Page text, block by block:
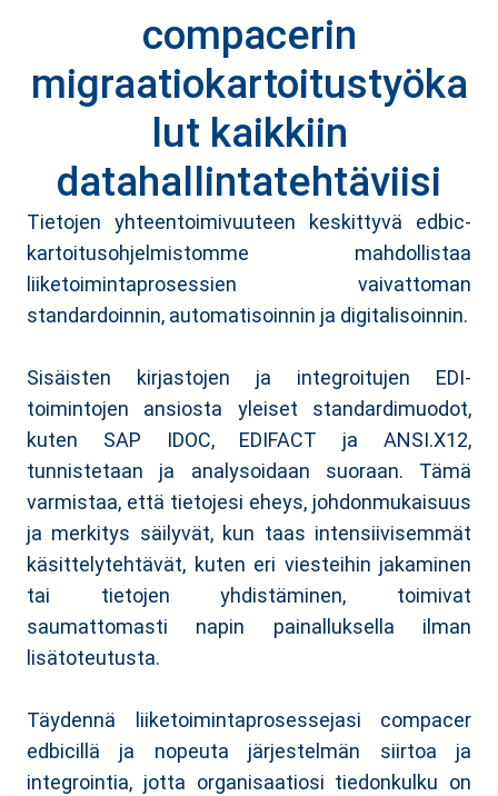
compacerin
migraatiokartoitustyöka
lut kaikkiin
datahallintatehtäviisi
Tietojen yhteentoimivuuteen keskittyvä edbic-
kartoitusohjelmistomme mahdollistaa
liiketoimintaprosessien vaivattoman
standardoinnin, automatisoinnin ja digitalisoinnin.
Sisäisten kirjastojen ja integroitujen EDI-
toimintojen ansiosta yleiset standardimuodot,
kuten SAP IDOC, EDIFACT ja ANSI.X12,
tunnistetaan ja analysoidaan suoraan. Tämä
varmistaa, että tietojesi eheys, johdonmukaisuus
ja merkitys säilyvät, kun taas intensiivisemmät
käsittelytehtävät, kuten eri viesteihin jakaminen
tai tietojen yhdistäminen, toimivat
saumattomasti napin painalluksella ilman
lisätoteutusta.
Täydennä liiketoimintaprosessejasi compacer
edbicillä ja nopeuta järjestelmän siirtoa ja
integrointia, jotta organisaatiosi tiedonkulku on